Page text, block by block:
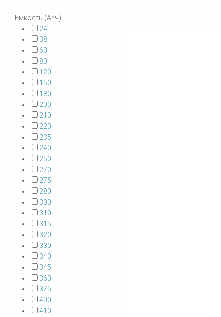
Емкость (А*ч)
24
38
60
80
120
150
180
200
210
220
235
240
250
270
275
280
300
310
315
320
330
340
345
360
375
400
410